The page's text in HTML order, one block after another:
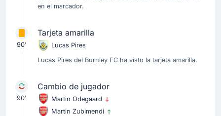
en el marcador.
90'
Tarjeta amarilla
Lucas Pires
Lucas Pires del Burnley FC ha visto la tarjeta amarilla.
90'
Cambio de jugador
Martin Odegaard
Martin Zubimendi